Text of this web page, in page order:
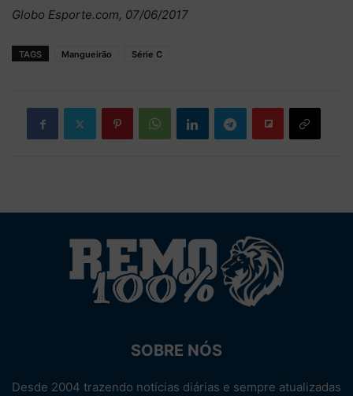
Globo Esporte.com, 07/06/2017
TAGS Mangueirão Série C
SOBRE NÓS
Desde 2004 trazendo notícias diárias e sempre atualizadas